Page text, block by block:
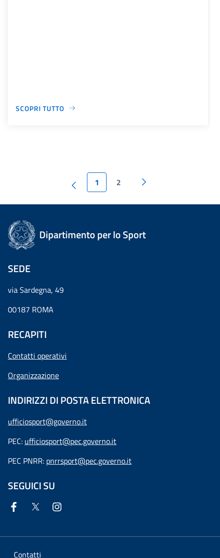
SCOPRI TUTTO
1 2
Dipartimento per lo Sport
SEDE
via Sardegna, 49
00187 ROMA
RECAPITI
Contatti operativi
Organizzazione
INDIRIZZI DI POSTA ELETTRONICA
ufficiosport@governo.it
PEC: ufficiosport@pec.governo.it
PEC PNRR: pnrrsport@pec.governo.it
SEGUICI SU
Contatti